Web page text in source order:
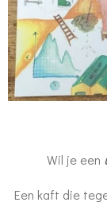
Wil je een
Een kaft die